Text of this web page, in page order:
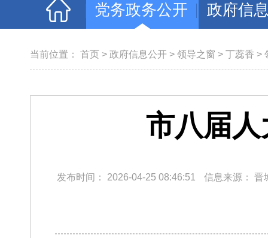
党务政务公开 政府信
当前位置： 首页 > 政府信息公开 > 领导之窗 > 丁蕊香 >
市八届
发布时间： 2026-04-25 08:46:51 信息来源： 晋